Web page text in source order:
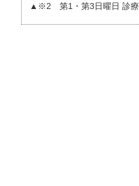
▲※2 第1・第3日曜日 診療